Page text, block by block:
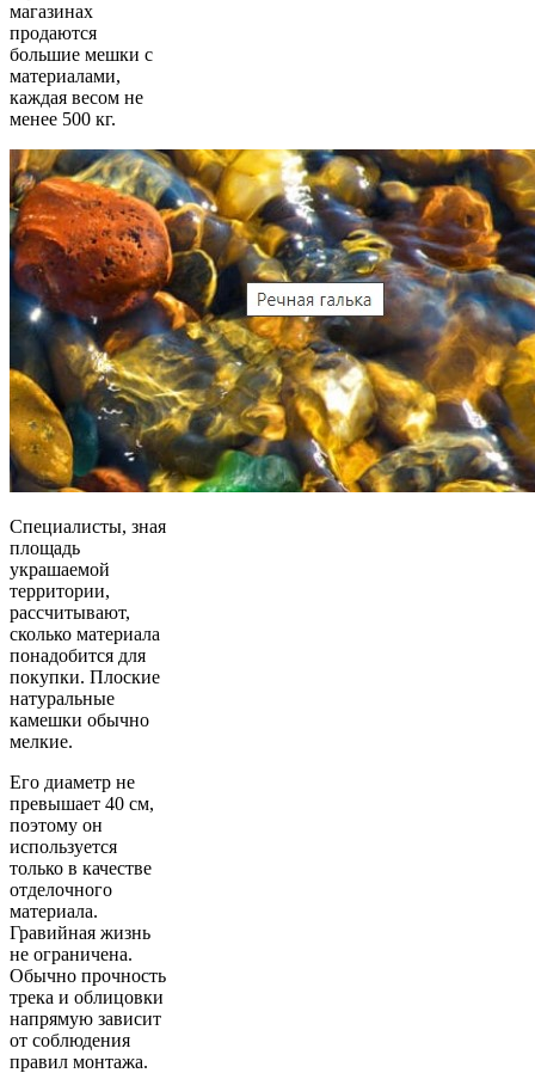
магазинах
продаются
большие мешки с
материалами,
каждая весом не
менее 500 кг.
Специалисты, зная
площадь
украшаемой
территории,
рассчитывают,
сколько материала
понадобится для
покупки. Плоские
натуральные
камешки обычно
мелкие.
Его диаметр не
превышает 40 см,
поэтому он
используется
только в качестве
отделочного
материала.
Гравийная жизнь
не ограничена.
Обычно прочность
трека и облицовки
напрямую зависит
от соблюдения
правил монтажа.